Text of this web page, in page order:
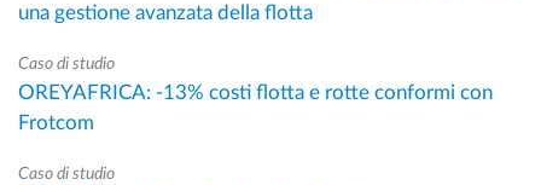
una gestione avanzata della flotta
Caso di studio
OREYAFRICA: -13% costi flotta e rotte conformi con
Frotcom
Caso di studio